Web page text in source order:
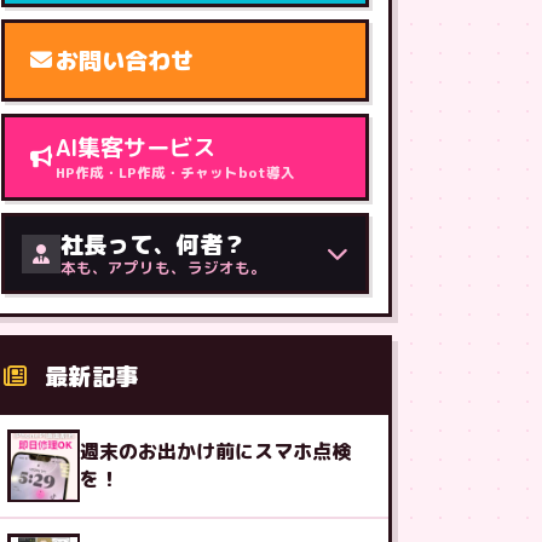
お問い合わせ
AI集客サービス
HP作成・LP作成・チャットbot導入
社長って、何者？
本も、アプリも、ラジオも。
最新記事
週末のお出かけ前にスマホ点検
を！